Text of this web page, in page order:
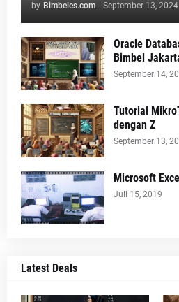
by Bimbeles.com - September 13, 2024
Oracle
Bimbel
September 14,
Tutorial
dengan Z
September 13,
Microsoft
Juli 15, 2019
Latest Deals